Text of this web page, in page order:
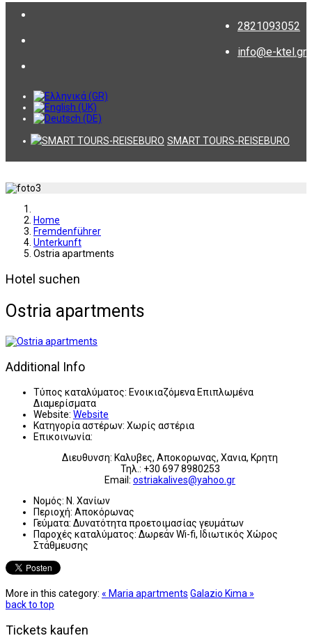
2821093052
info@e-ktel.gr
SMART TOURS-REISEBURO
Home
Fremdenführer
Unterkunft
Ostria apartments
Hotel suchen
Ostria apartments
Additional Info
Τύπος καταλύματος: Ενοικιαζόμενα Επιπλωμένα
Διαμερίσματα
Website: Website
Κατηγορία αστέρων: Χωρίς αστέρια
Επικοινωνία:
Διευθυνση: Καλυβες, Αποκορωνας, Χανια, Κρητη
Τηλ.: +30 697 8980253
Email: ostriakalives@yahoo.gr
Νομός: Ν. Χανίων
Περιοχή: Αποκόρωνας
Γεύματα: Δυνατότητα προετοιμασίας γευμάτων
Παροχές καταλύματος: Δωρεάν Wi-fi, Ιδιωτικός Χώρος
Στάθμευσης
More in this category: « Maria apartments Galazio Kima »
back to top
Tickets kaufen